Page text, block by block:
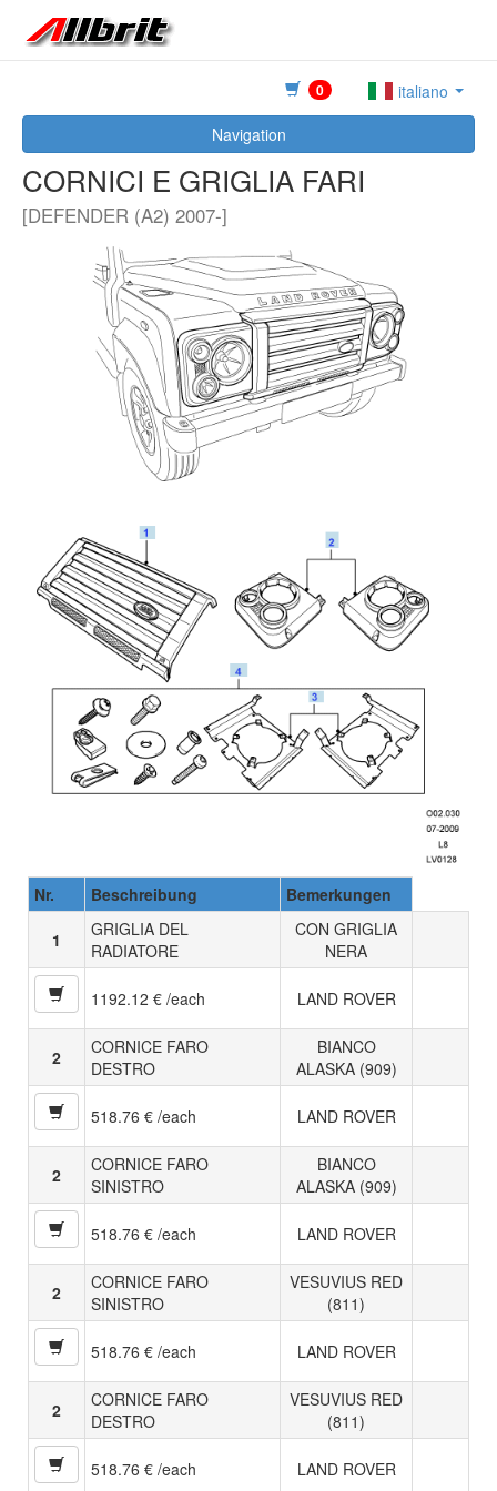
0
italiano
Navigation
CORNICI E GRIGLIA FARI
[DEFENDER (A2) 2007-]
Nr. Beschreibung Bemerkungen
1
GRIGLIA DEL
RADIATORE
CON GRIGLIA
NERA
1192.12 € /each LAND ROVER
2
CORNICE FARO
DESTRO
BIANCO
ALASKA (909)
518.76 € /each LAND ROVER
2
CORNICE FARO
SINISTRO
BIANCO
ALASKA (909)
518.76 € /each LAND ROVER
2
CORNICE FARO
SINISTRO
VESUVIUS RED
(811)
518.76 € /each LAND ROVER
2
CORNICE FARO
DESTRO
VESUVIUS RED
(811)
518.76 € /each LAND ROVER